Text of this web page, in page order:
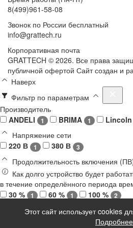
8(499)961-58-08
Звонок по России бесплатный
info@grattech.ru
Корпоративная почта
GRATTECH © 2026. Все права
публичной офертой Сайт создан и
Наверх
Этот сайт использует cookies
Подробнее
Фильтр по параметрам
Производитель
ANDELI
1 BRIMA 1
Напряжение сети
220 В
1 380 В 3
Продолжительность включения
Как долго устройство будет
в течение определённого периода
30 %
1 60 % 1 100 % 2
Тип аппарата